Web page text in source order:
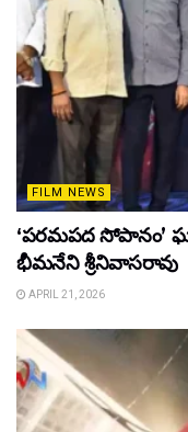
FILM NEWS
‘పరమపద సోపానం’
భీమనేని శ్రీనివాసరావు
APRIL 21, 2026